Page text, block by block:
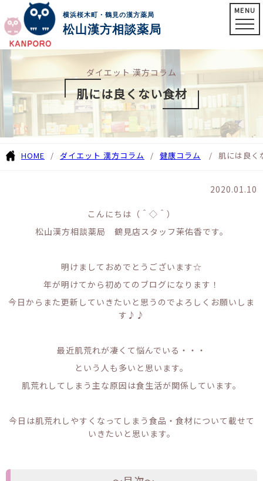
横浜桜木町・鶴見の漢方薬局
松山漢方相談薬局
MENU
ダイエット 漢方コラム
肌には良くない食材
HOME ダイエット 漢方コラム 健康コラム 肌には良く
2020.01.10
こんにちは（＾◇＾）
松山漢方相談薬局 鶴見店スタッフ茉佑香です。
明けましておめでとうございます☆
年が明けてから初めてのブログになります！
今日からまた更新していきたいと思うのでよろしくお願いしま
す♪♪
最近肌荒れが凄くて悩んでいる・・・
という人も多いと思います。
肌荒れしてしまう主な原因は食生活が関係しています。
今日は肌荒れしやすくなってしまう食品・食材について載せて
いきたいと思います。